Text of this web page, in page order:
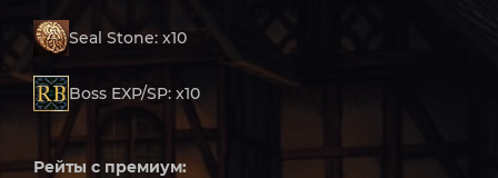
Seal Stone: х10
Boss EXP/SP: x10
Рейты с премиум: